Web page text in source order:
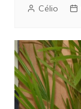
Célio